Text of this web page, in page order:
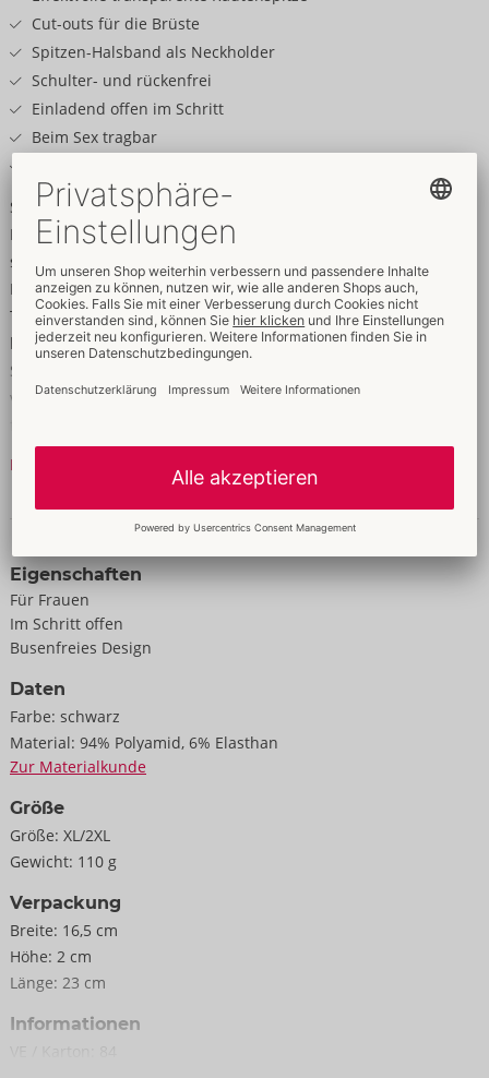
Cut-outs für die Brüste
Spitzen-Halsband als Neckholder
Schulter- und rückenfrei
Einladend offen im Schritt
Beim Sex tragbar
Spitze mit Style & Show!
Der busenfreie Catsuit ouvert von Fantasy by Cottelli aus
schwarzer, feinmaschiger Rautenspitze setzt die Silhouette von
Hals bis Fuß aufregend in Szene. Das weiche, elastische
Transparent-Material schmiegt sich hautnah an und schenkt
höchsten Tragekomfort. Der modische Neckholder-Style mit
Spitzen-Halsband (Klettverschluss) lässt Schultern und Rücken
verführerisch frei. Die beiden elastischen Cut-outs rücken die
offene Schritt unterstreicht den leidenschaftlichen Look und
regt die Fantasie zusätzlich an.
90% Polyamid, 10% Elasthan.
Mehr lesen
Daten & Eigenschaften
Eigenschaften
Für Frauen
Im Schritt offen
Busenfreies Design
Daten
Farbe: schwarz
Material: 94% Polyamid, 6% Elasthan
Zur Materialkunde
Größe
Größe: XL/2XL
Gewicht: 110 g
Verpackung
Breite: 16,5 cm
Höhe: 2 cm
Länge: 23 cm
Informationen